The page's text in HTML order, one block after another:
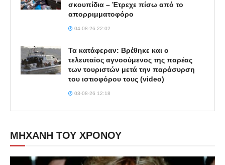
σκουπίδια – Έτρεχε πίσω από το
απορριμματοφόρο
04-08-26 22:02
Τα κατάφεραν: Βρέθηκε και ο
τελευταίος αγνοούμενος της παρέας
των τουριστών μετά την παράσυρση
του ιστιοφόρου τους (video)
03-08-26 12:18
ΜΗΧΑΝΗ ΤΟΥ ΧΡΟΝΟΥ